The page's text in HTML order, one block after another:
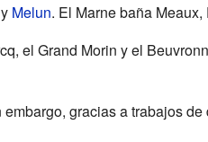
Melun. El Marne baña
el Grand Morin y el
gracias a trabajos